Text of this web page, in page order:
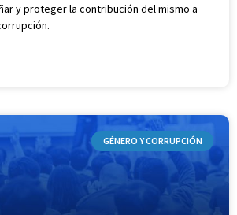
y proteger la contribución del mismo a
GÉNERO Y CORRUPCIÓN